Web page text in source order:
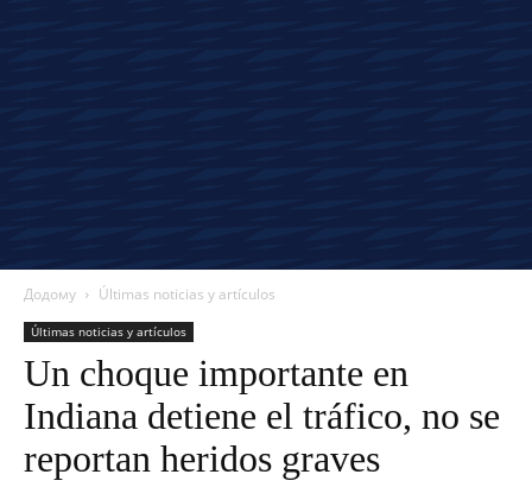
Додому Últimas noticias y artículos
Últimas noticias y artículos
Un choque importante en
Indiana detiene el tráfico, no se
reportan heridos graves